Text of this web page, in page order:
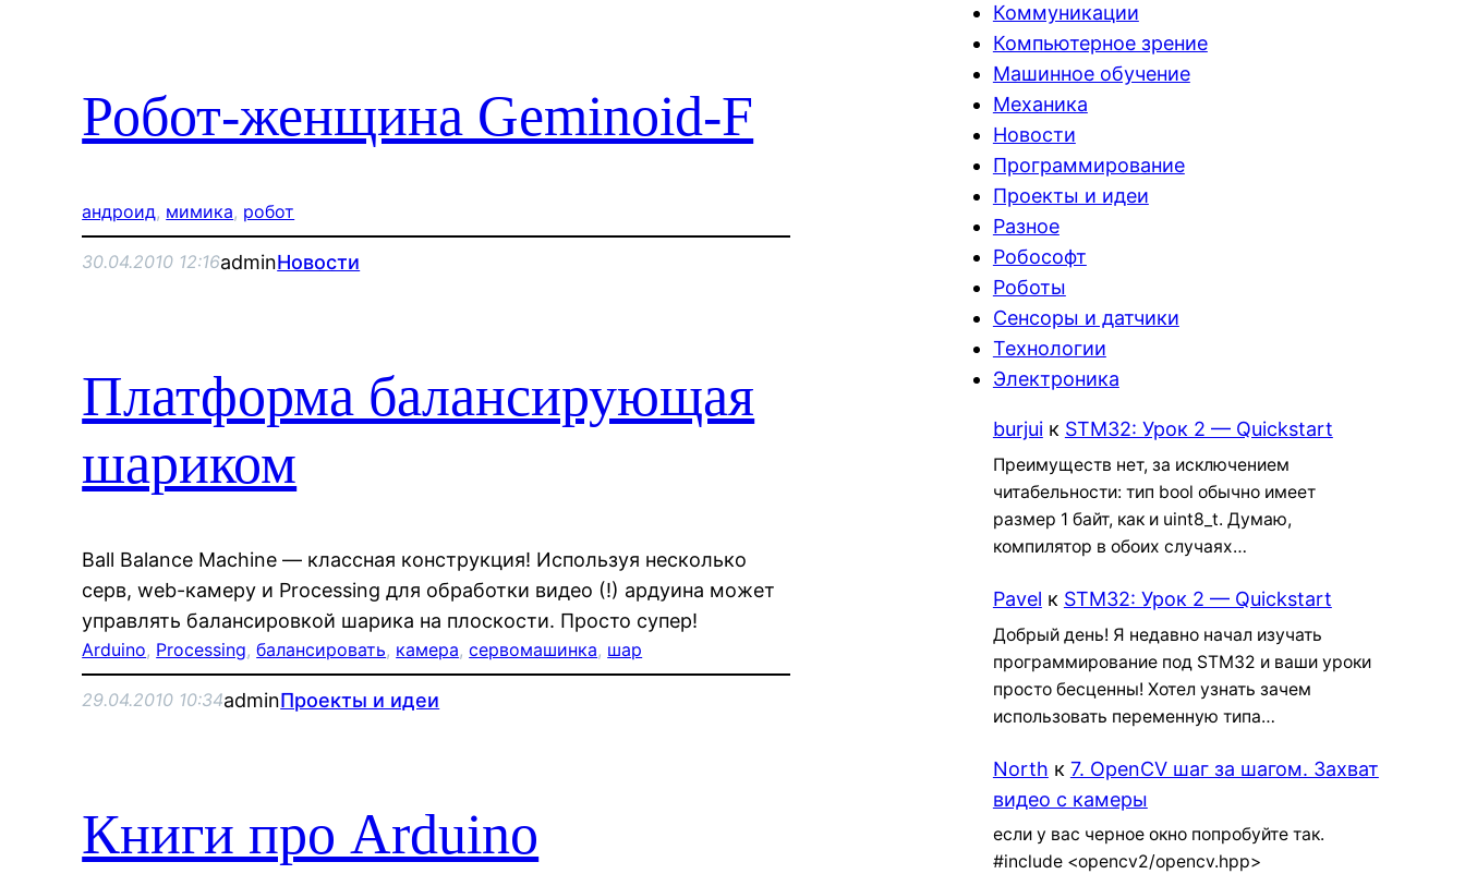
Робот-женщина Geminoid-F
андроид, мимика, робот
30.04.2010 12:16adminНовости
Платформа балансирующая
шариком
Ball Balance Machine — классная конструкция! Используя несколько
серв, web-камеру и Processing для обработки видео (!) ардуина может
управлять балансировкой шарика на плоскости. Просто супер!
Arduino, Processing, балансировать, камера, сервомашинка, шар
29.04.2010 10:34adminПроекты и идеи
Книги про Arduino
Коммуникации
Компьютерное зрение
Машинное обучение
Механика
Новости
Программирование
Проекты и идеи
Разное
Робософт
Роботы
Сенсоры и датчики
Технологии
Электроника
burjuiк STM32: Урок 2 — Quickstart
Преимуществ нет, за исключением
читабельности: тип bool обычно имеет
размер 1 байт, как и uint8_t. Думаю,
компилятор в обоих случаях…
Pavel к STM32: Урок 2 — Quickstart
Добрый день! Я недавно начал изучать
программирование под STM32 и ваши уроки
просто бесценны! Хотел узнать зачем
использовать переменную типа…
North к 7. OpenCV шаг за шагом. Захват
видео с камеры
если у вас черное окно попробуйте так.
#include <opencv2/opencv.hpp>